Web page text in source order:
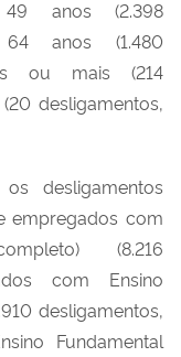
anos (2.398
anos (1.480
ou mais (214
desligamentos,
desligamentos
empregados com
(8.216
com Ensino
desligamentos,
Fundamental